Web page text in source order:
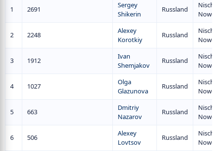
1 2691
Sergey
Shikerin
Russland
2 2248
Alexey
Korotkiy
Russland
3 1912
Ivan
Shemjakov
Russland
4 1027
Olga
Glazunova
Russland
5 663
Dmitriy
Nazarov
Russland
6 506
Alexey
Lovtsov
Russland